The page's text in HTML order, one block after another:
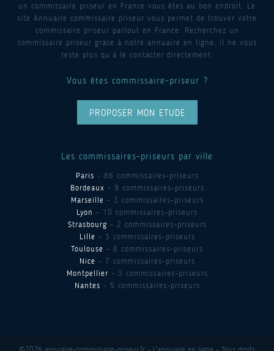
un commissaire priseur en France vous êtes au bon endroit. Le
site Annuaire commissaire priseur vous permet de trouver votre
commissaire priseur partout en France. Recherchez un
commissaire priseur grâce à notre annuaire en ligne, il ne vous
reste plus qu’à le contacter directement.
Vous êtes commissaire-priseur ?
PROPOSER MON ETUDE
Les commissaires-priseurs par ville
Paris - 86 commissaires-priseurs
Bordeaux - 9 commissaires-priseurs
Marseille - 3 commissaires-priseurs
Lyon - 10 commissaires-priseurs
Strasbourg - 2 commissaires-priseurs
Lille - 3 commissaires-priseurs
Toulouse - 8 commissaires-priseurs
Nice - 7 commissaires-priseurs
Montpellier - 3 commissaires-priseurs
Nantes - 5 commissaires-priseurs